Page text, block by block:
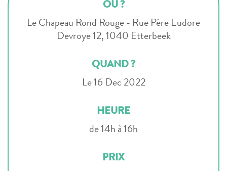
OÙ ?
Le Chapeau Rond Rouge - Rue Père Eudore
Devroye 12, 1040 Etterbeek
QUAND ?
Le 16 Dec 2022
HEURE
de 14h à 16h
PRIX